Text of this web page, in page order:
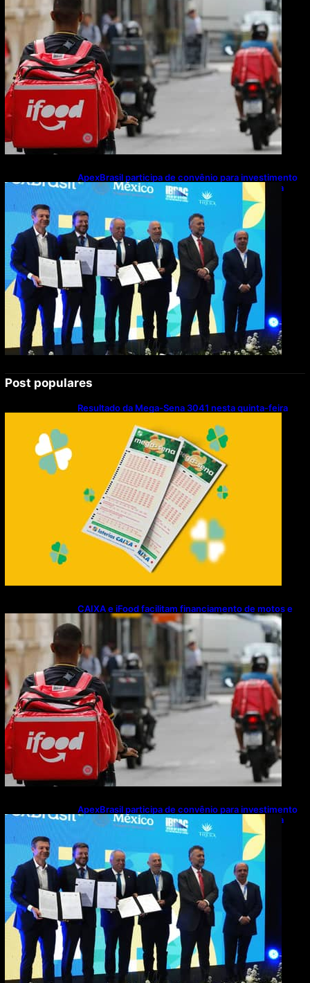
ApexBrasil participa de convênio para investimento
de R$ 2,63 milhões em exportações de cachaça
Post populares
Resultado da Mega-Sena 3041 nesta quinta-feira
CAIXA e iFood facilitam financiamento de motos e
bicicletas elétricas para entregadores
ApexBrasil participa de convênio para investimento
de R$ 2,63 milhões em exportações de cachaça